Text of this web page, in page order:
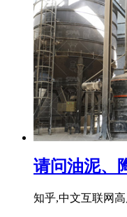
请问油泥、
知乎,中文互联网